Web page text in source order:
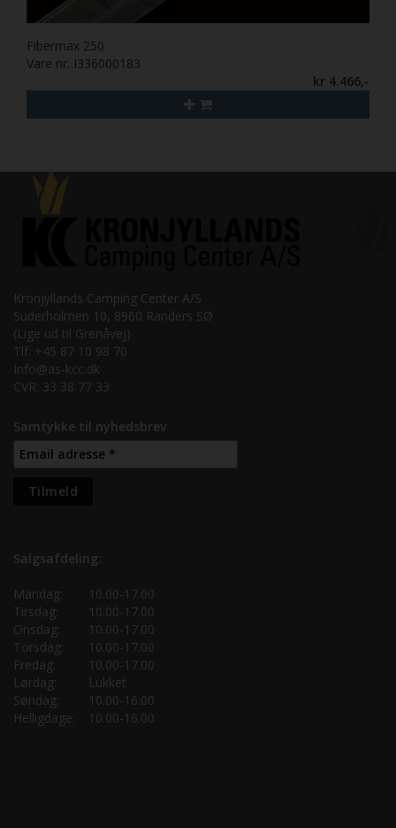
Fibermax 250
Vare nr. I336000183
kr 4.466,-
Kronjyllands Camping Center A/S
Suderholmen 10, 8960 Randers SØ
(Lige ud til Grenåvej)
Tlf. +45 87 10 98 70
Info@as-kcc.dk
CVR: 33 38 77 33
Samtykke til nyhedsbrev
Salgsafdeling:
Mandag:
10.00-17.00
Tirsdag:
10.00-17.00
Onsdag:
10.00-17.00
Torsdag:
10.00-17.00
Fredag:
10.00-17.00
Lørdag:
Lukket
Søndag:
10.00-16.00
Helligdage:
10.00-16.00